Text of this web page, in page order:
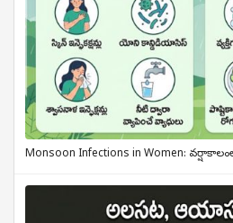
Monsoon Infections in Women: